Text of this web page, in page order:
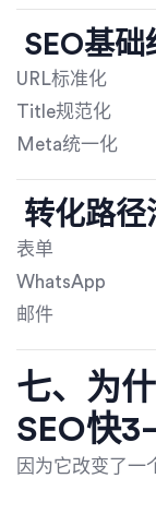
SEO基础
URL标准化
Title规范化
Meta统一化
转化路径
表单
WhatsApp
邮件
七、为
SEO快
因为它改变了一